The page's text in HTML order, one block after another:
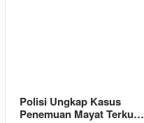
Polisi Ungkap Kasus
Penemuan Mayat Terku…